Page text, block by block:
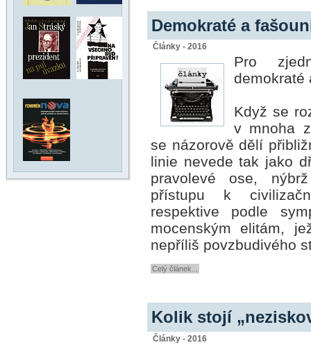
Demokraté a
Články - 2016
Pro
demokraté
Když se
v mnoha
se názorově dělí
linie nevede tak jako
pravolevé ose,
přístupu k
respektive podle
mocenským elitám,
nepříliš povzbudivého
Celý článek...
Kolik stojí
Články - 2016